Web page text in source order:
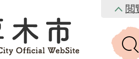
閲